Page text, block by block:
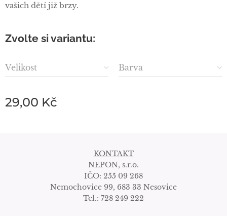
vašich dětí již brzy.
Zvolte si variantu:
Velikost Barva
29,00 Kč
KONTAKT
NEPON, s.r.o.
IČO: 255 09 268
Nemochovice 99, 683 33 Nesovice
Tel.: 728 249 222